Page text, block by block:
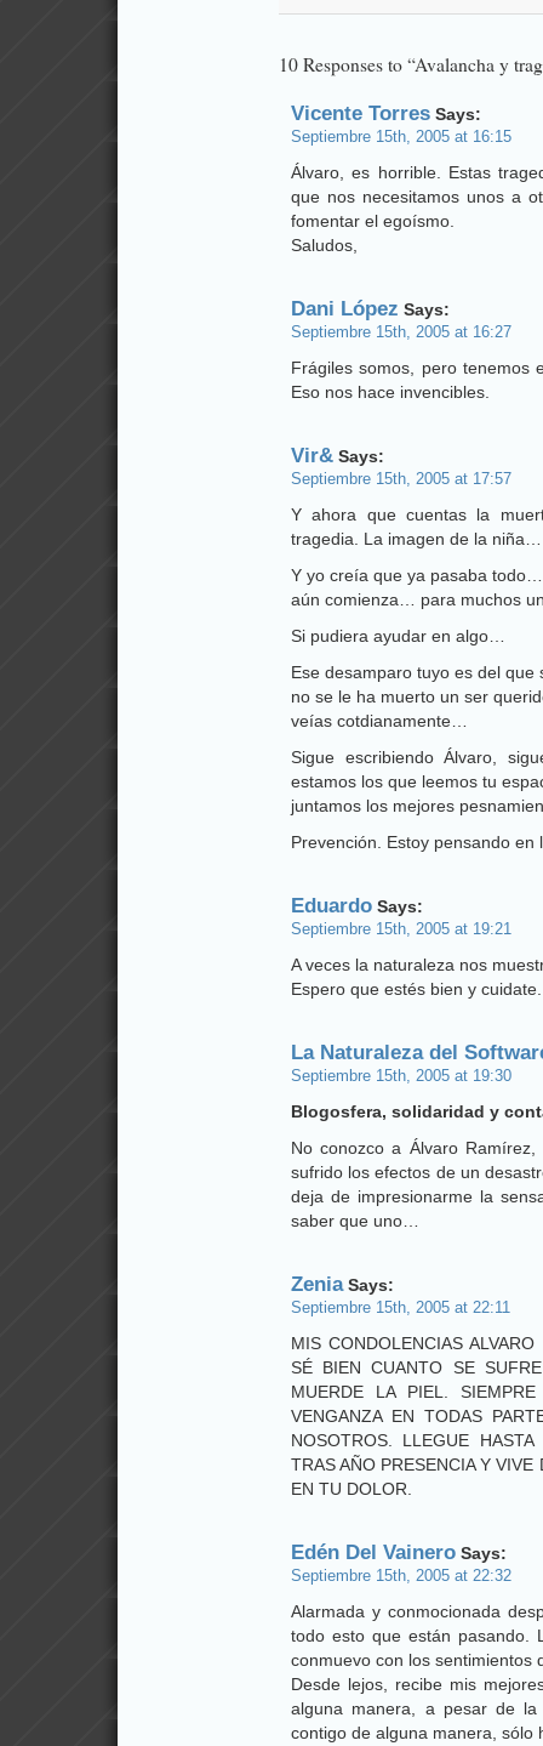
10 Responses to “Avalancha y
Vicente Torres Says:
Septiembre 15th, 2005 at 16:15
Álvaro, es horrible. Estas
que nos necesitamos unos a
fomentar el egoísmo.
Saludos,
Dani López Says:
Septiembre 15th, 2005 at 16:27
Frágiles somos, pero tenemos
Eso nos hace invencibles.
Vir& Says:
Septiembre 15th, 2005 at 17:57
Y ahora que cuentas la
tragedia. La imagen de la niña…
Y yo creía que ya pasaba todo…
aún comienza… para muchos
Si pudiera ayudar en algo…
Ese desamparo tuyo es del
no se le ha muerto un ser
veías cotdianamente…
Sigue escribiendo Álvaro,
estamos los que leemos tu
juntamos los mejores
Prevención. Estoy pensando
Eduardo Says:
Septiembre 15th, 2005 at 19:21
A veces la naturaleza nos
Espero que estés bien y cuidate.
La Naturaleza del
Septiembre 15th, 2005 at 19:30
Blogosfera, solidaridad y
No conozco a Álvaro
sufrido los efectos de un
deja de impresionarme la
saber que uno…
ZeniaSays:
Septiembre 15th, 2005 at 22:11
MIS CONDOLENCIAS
SÉ BIEN CUANTO SE
MUERDE LA PIEL.
VENGANZA EN TODAS
NOSOTROS. LLEGUE
TRAS AÑO PRESENCIA Y
EN TU DOLOR.
Edén Del Vainero Says:
Septiembre 15th, 2005 at 22:32
Alarmada y conmocionada
todo esto que están
conmuevo con los sentimientos
Desde lejos, recibe mis
alguna manera, a pesar de
contigo de alguna manera, sólo